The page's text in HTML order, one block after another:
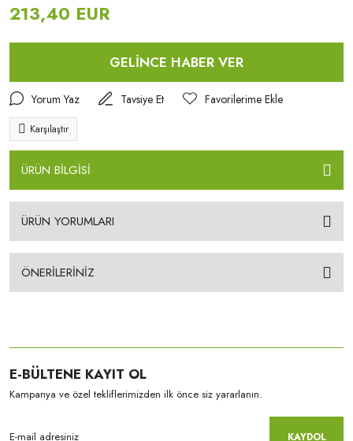
213,40 EUR
GELİNCE HABER VER
Yorum Yaz Tavsiye Et
Karşılaştır
ÜRÜN BİLGİSİ
ÜRÜN YORUMLARI
ÖNERİLERİNİZ
E-BÜLTENE KAYIT OL
Kampanya ve özel tekliflerimizden ilk önce siz yararlanın.
KAYDOL